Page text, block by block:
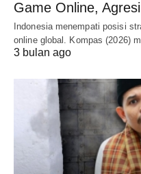
Game Online,
Indonesia menempati posisi
online global. Kompas (2026)
3 bulan ago